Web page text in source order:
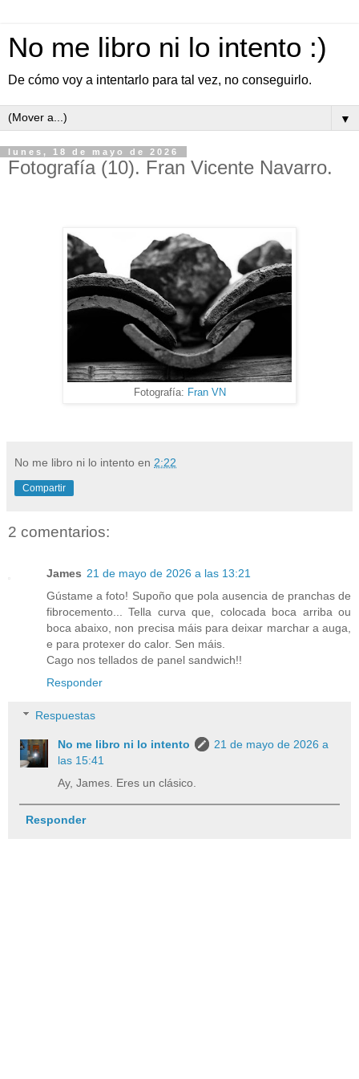
No me libro ni lo intento :)
De cómo voy a intentarlo para tal vez, no conseguirlo.
▼
lunes, 18 de mayo de 2026
Fotografía (10). Fran Vicente Navarro.
Fotografía: Fran VN
No me libro ni lo intento en 2:22
Compartir
2 comentarios:
James 21 de mayo de 2026 a las 13:21
Gústame a foto! Supoño que pola ausencia de pranchas de
fibrocemento... Tella curva que, colocada boca arriba ou
boca abaixo, non precisa máis para deixar marchar a auga,
e para protexer do calor. Sen máis.
Cago nos tellados de panel sandwich!!
Responder
Respuestas
No me libro ni lo intento
21 de mayo de 2026 a
las 15:41
Ay, James. Eres un clásico.
Responder